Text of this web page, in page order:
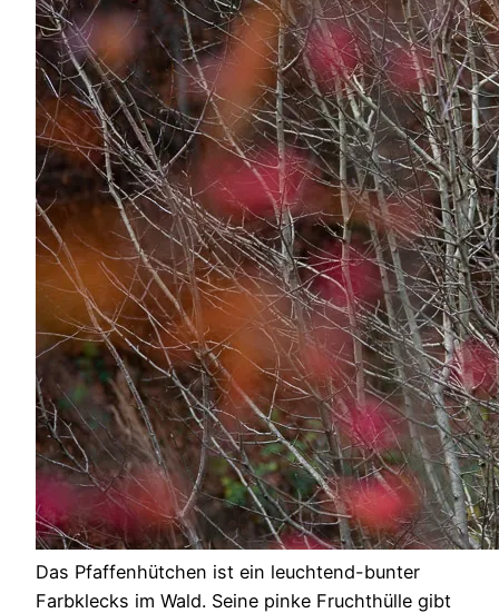
Das Pfaffenhütchen ist ein leuchtend-bunter
Farbklecks im Wald. Seine pinke Fruchthülle gibt